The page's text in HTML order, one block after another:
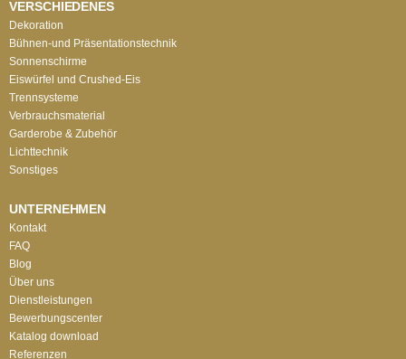
VERSCHIEDENES
Dekoration
Bühnen-und Präsentationstechnik
Sonnenschirme
Eiswürfel und Crushed-Eis
Trennsysteme
Verbrauchsmaterial
Garderobe & Zubehör
Lichttechnik
Sonstiges
UNTERNEHMEN
Kontakt
FAQ
Blog
Über uns
Dienstleistungen
Bewerbungscenter
Katalog download
Referenzen